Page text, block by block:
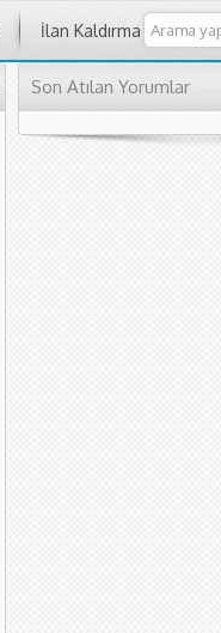
İlan Kaldırma
Son Atılan Yorumlar